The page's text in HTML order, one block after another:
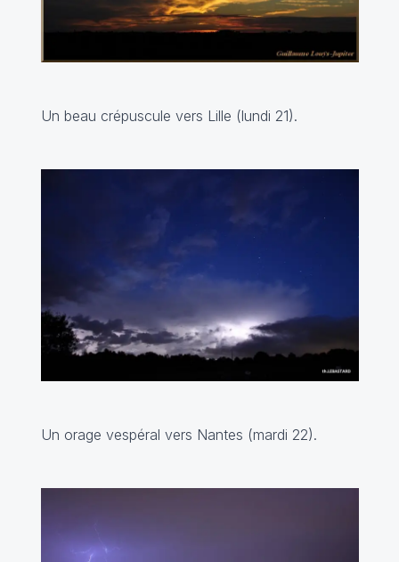
Un beau crépuscule vers Lille (lundi 21).
Un orage vespéral vers Nantes (mardi 22).